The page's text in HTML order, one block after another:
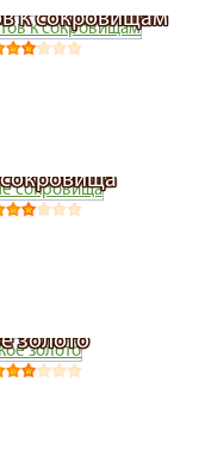
к сокровищам
золото